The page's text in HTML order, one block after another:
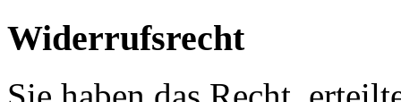
Widerrufsrecht